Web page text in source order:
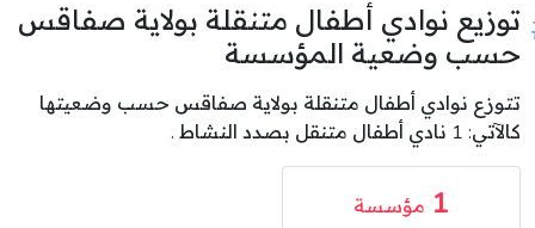
توزيع نوادي أطفال متنقلة بولاية صفاقس
حسب وضعية المؤسسة
تتوزع نوادي أطفال متنقلة بولاية صفاقس حسب وضعيتها
كالآتي: 1 نادي أطفال متنقل بصدد النشاط .
1 مؤسسة